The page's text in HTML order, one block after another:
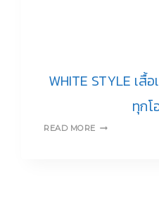
WHITE STYLE เสื้
ทุกโ
READ MORE WHITE